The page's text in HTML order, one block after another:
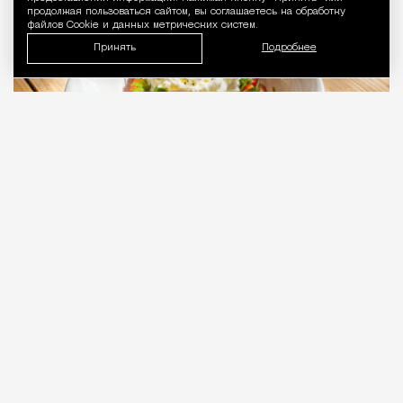
продолжая пользоваться сайтом, вы соглашаетесь на обработку
файлов Cookie и данных метрических систем.
Принять Подробнее